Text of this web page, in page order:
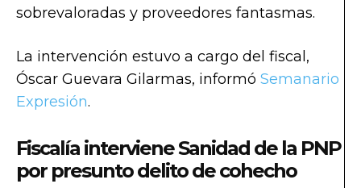
sobrevaloradas y proveedores fantasmas.
La intervención estuvo a cargo del fiscal,
Óscar Guevara Gilarmas, informó Semanario
Expresión.
Fiscalía interviene Sanidad de la PNP
por presunto delito de cohecho